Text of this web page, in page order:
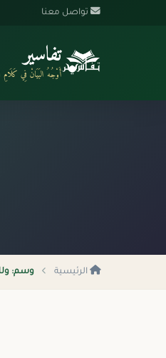
تواصل معنا
تفاسير
أَوْجُهُ البَيَانْ فِي كَلَامِ
الرئيسية وسم: